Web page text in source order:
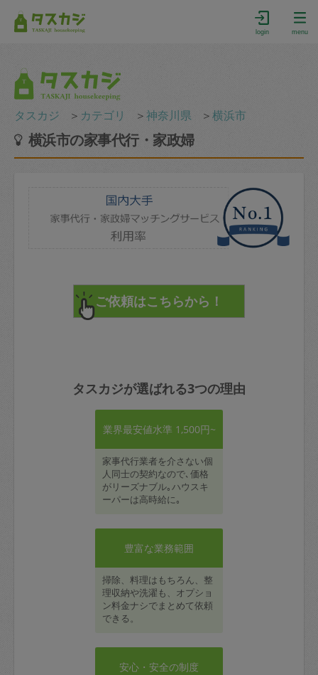
login menu
タスカジ ＞ カテゴリ ＞神奈川県 ＞横浜市
横浜市の家事代行・家政婦
タスカジが選ばれる3つの理由
業界最安値水準 1,500円~
家事代行業者を介さない個
人同士の契約なので､価格
がリーズナブル｡ハウスキ
ーパーは高時給に｡
豊富な業務範囲
掃除、料理はもちろん、整
理収納や洗濯も、オプショ
ン料金ナシでまとめて依頼
できる。
安心・安全の制度